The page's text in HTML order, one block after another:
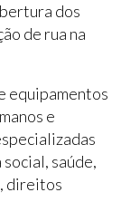
dos
de rua na
equipamentos
e
saúde,
direitos